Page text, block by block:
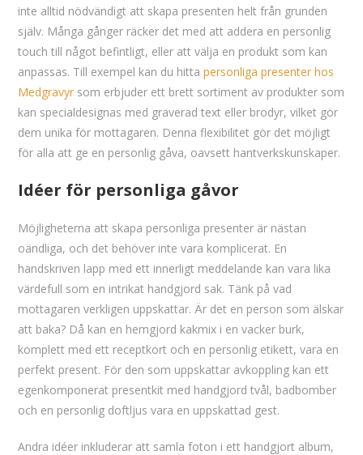
inte alltid nödvändigt att skapa presenten helt från grunden
själv. Många gånger räcker det med att addera en personlig
touch till något befintligt, eller att välja en produkt som kan
anpassas. Till exempel kan du hittapersonliga presenter hos
Medgravyr som erbjuder ett brett sortiment av produkter som
kan specialdesignas med graverad text eller brodyr, vilket gör
dem unika för mottagaren. Denna flexibilitet gör det möjligt
för alla att ge en personlig gåva, oavsett hantverkskunskaper.
Idéer för personliga gåvor
Möjligheterna att skapa personliga presenter är nästan
oändliga, och det behöver inte vara komplicerat. En
handskriven lapp med ett innerligt meddelande kan vara lika
värdefull som en intrikat handgjord sak. Tänk på vad
mottagaren verkligen uppskattar. Är det en person som älskar
att baka? Då kan en hemgjord kakmix i en vacker burk,
komplett med ett receptkort och en personlig etikett, vara en
perfekt present. För den som uppskattar avkoppling kan ett
egenkomponerat presentkit med handgjord tvål, badbomber
och en personlig doftljus vara en uppskattad gest.
Andra idéer inkluderar att samla foton i ett handgjort album,